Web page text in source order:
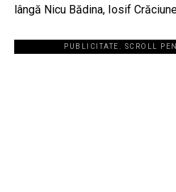
lângă Nicu Bădina, Iosif
PUBLICITATE. SCROLL